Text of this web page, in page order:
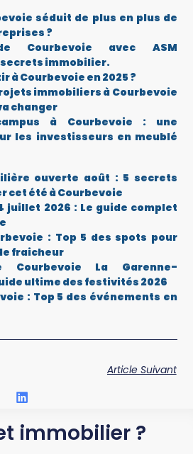
séduit de plus en plus de
?
Courbevoie avec ASM
immobilier.
à Courbevoie en 2025 ?
immobiliers à Courbevoie
changer
à Courbevoie : une
les investisseurs en meublé
ouverte août : 5 secrets
cet été à Courbevoie
juillet 2026 : Le guide complet
: Top 5 des spots pour
fraicheur
Courbevoie La Garenne-
ultime des festivités 2026
: Top 5 des événements en
Article Suivant
immobilier ?